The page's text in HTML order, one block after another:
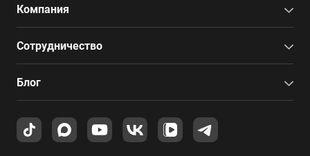
Компания
Сотрудничество
Блог